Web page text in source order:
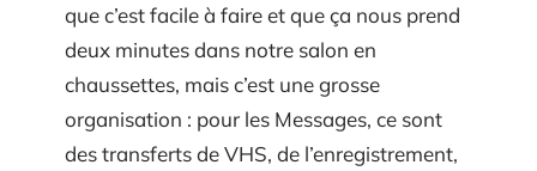
que c’est facile à faire et que ça nous prend
deux minutes dans notre salon en
chaussettes, mais c’est une grosse
organisation : pour les Messages, ce sont
des transferts de VHS, de l’enregistrement,